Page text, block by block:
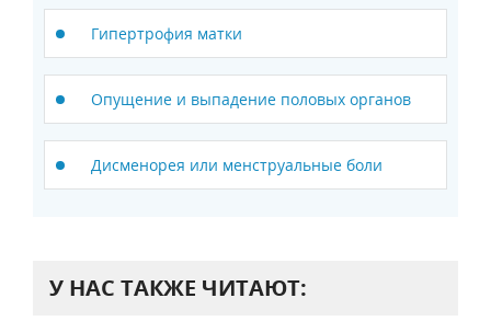
Гипертрофия матки
Опущение и выпадение половых органов
Дисменорея или менструальные боли
У НАС ТАКЖЕ ЧИТАЮТ: